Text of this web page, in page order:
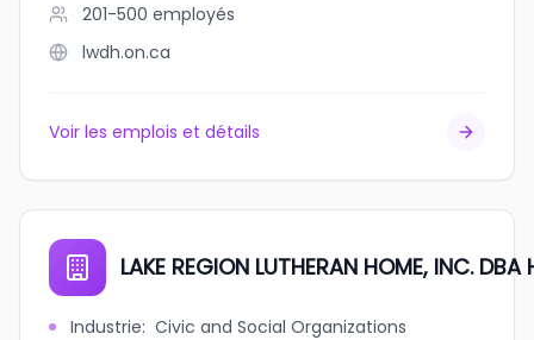
201-500 employés
lwdh.on.ca
Voir les emplois et détails
LAKE REGION LUTHERAN HOME, INC. DBA
Industrie: Civic and Social Organizations